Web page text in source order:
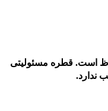
قطره مسئولیتی